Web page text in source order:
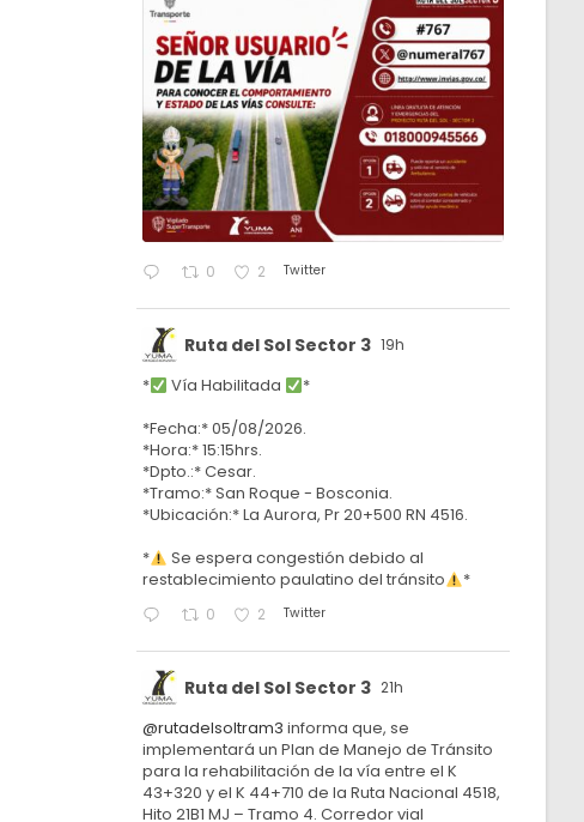
0 2 Twitter
Ruta del Sol Sector 3 19h
* Vía Habilitada
*
*Fecha:* 05/08/2026.
*Hora:* 15:15hrs.
*Dpto.:* Cesar.
*Tramo:* San Roque - Bosconia.
*Ubicación:* La Aurora, Pr 20+500 RN 4516.
*
Se espera congestión debido al
restablecimiento paulatino del tránsito
*
0 2 Twitter
Ruta del Sol Sector 3 21h
@rutadelsoltram3 informa que, se
implementará un Plan de Manejo de Tránsito
para la rehabilitación de la vía entre el K
43+320 y el K 44+710 de la Ruta Nacional 4518,
Hito 21B1 MJ – Tramo 4. Corredor vial